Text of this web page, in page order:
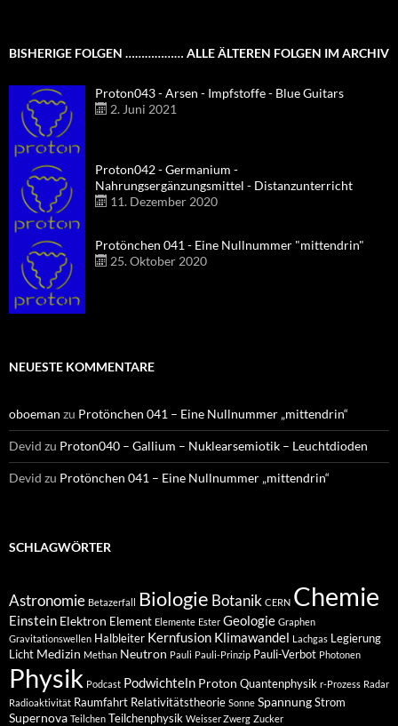
BISHERIGE FOLGEN ……………… ALLE ÄLTEREN FOLGEN IM ARCHIV
Proton043 - Arsen - Impfstoffe - Blue Guitars
2. Juni 2021
Proton042 - Germanium -
Nahrungsergänzungsmittel - Distanzunterricht
11. Dezember 2020
Protönchen 041 - Eine Nullnummer "mittendrin"
25. Oktober 2020
NEUESTE KOMMENTARE
oboeman zu Protönchen 041 – Eine Nullnummer „mittendrin“
Devid zu Proton040 – Gallium – Nuklearsemiotik – Leuchtdioden
Devid zu Protönchen 041 – Eine Nullnummer „mittendrin“
SCHLAGWÖRTER
Astronomie Betazerfall Biologie Botanik CERN Chemie
Einstein Elektron Element Elemente Ester Geologie Graphen
Gravitationswellen Halbleiter Kernfusion Klimawandel Lachgas Legierung
Licht Medizin Methan Neutron Pauli Pauli-Prinzip Pauli-Verbot Photonen
Physik Podcast Podwichteln Proton Quantenphysik r-Prozess Radar
Radioaktivität Raumfahrt Relativitätstheorie Sonne Spannung Strom
Supernova Teilchen Teilchenphysik Weisser Zwerg Zucker